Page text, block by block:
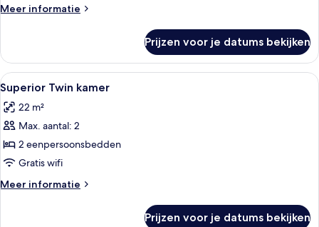
laden
Meer informatie
Meer
Twin
kamer
(Rollaway
Bed)
Prijzen voor je datums bekijken
Alle
foto's
voor
Superior
Twin
kamer
laden
Hotelkamer met twee bedden, een
4
Superior Twin kamer
22 m²
Max. aantal: 2
2 eenpersoonsbedden
Gratis wifi
Meer informatie
Meer
Prijzen voor je datums bekijken